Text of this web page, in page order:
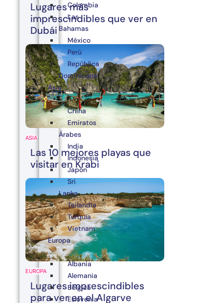
Lugares más
imprescindibles que ver en
Dubái
ASIA
Las 10 mejores playas que
visitar en Krabi
EUROPA
Lugares imprescindibles
para ver en el Algarve
Colombia
Las
Bahamas
México
Perú
República
Dominicana
Asia
China
Emiratos
Árabes
India
Indonesia
Japón
Sri
Lanka
Tailandia
Turquía
Vietnam
Europa
Albania
Alemania
Bélgica
Eslovenia